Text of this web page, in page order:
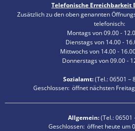
Telefonische Erreichbarkeit
Zusätzlich zu den oben genannten
telefonisch:
Montags von 09.00 -
Dienstags von 14.00 -
Mittwochs von 14.00 -
Donnerstags von 09.00 -
Sozialamt:(Tel.:06501 –
Klicken, um weitere Öffnungs- oder
Geschlossen: öffnet nächsten
Allgemein:(Tel.:06501
Klicken, um weitere Öffnungs-
Geschlossen: öffnet heute um